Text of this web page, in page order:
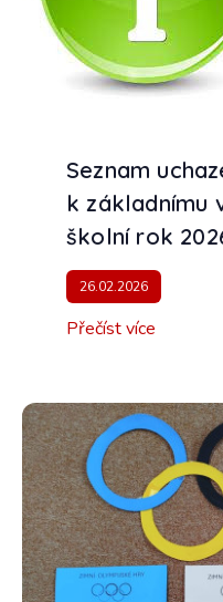
Seznam
k základnímu
školní rok
26.02.2026
Přečíst více